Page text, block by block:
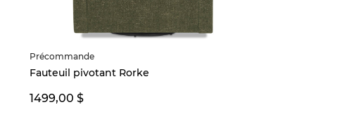
Précommande
Fauteuil pivotant Rorke
1499,00 $